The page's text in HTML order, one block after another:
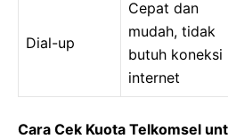
Dial-up
Cepat dan
mudah, tidak
butuh koneksi
internet
Cara Cek Kuota Telkomsel